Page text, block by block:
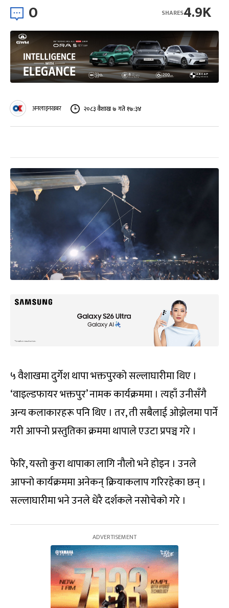
0 4.9K
SHARES
अनलाइनखबर २०८३ वैशाख ७ गते १७:३४
५ वैशाखमा दुर्गेश थापा भक्तपुरको सल्लाघारीमा थिए ।
‘वाइल्डफायर भक्तपुर’ नामक कार्यक्रममा । त्यहाँ उनीसँगै
अन्य कलाकारहरू पनि थिए । तर, ती सबैलाई ओझेलमा पार्ने
गरी आफ्नो प्रस्तुतिका क्रममा थापाले एउटा प्रपञ्च गरे ।
फेरि, यस्तो कुरा थापाका लागि नौलो भने होइन । उनले
आफ्नो कार्यक्रममा अनेकन् क्रियाकलाप गरिरहेका छन् ।
सल्लाघारीमा भने उनले धेरै दर्शकले नसोचेको गरे ।